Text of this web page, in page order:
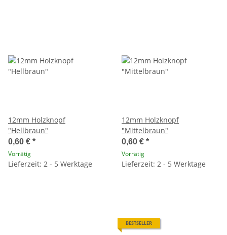
12mm Holzknopf
"Hellbraun"
0,60 € *
Vorrätig
Lieferzeit: 2 - 5 Werktage
12mm Holzknopf
"Mittelbraun"
0,60 € *
Vorrätig
Lieferzeit: 2 - 5 Werktage
BESTSELLER